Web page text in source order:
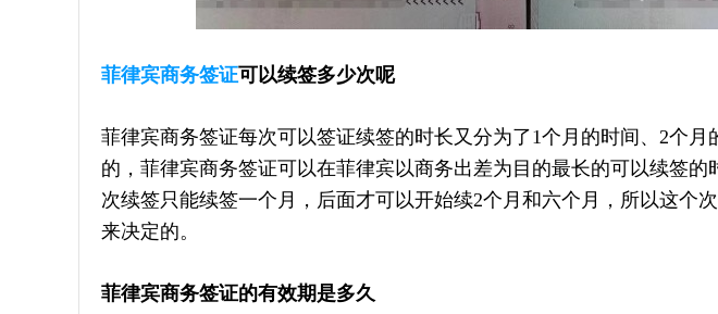
菲律宾商务签证可以续签多少次呢
菲律宾商务签证每次可以签证续签的时长又分为了1个月的时间、2个月
的，菲律宾商务签证可以在菲律宾以商务出差为目的最长的可以续签的
次续签只能续签一个月，后面才可以开始续2个月和六个月，所以这个
来决定的。
菲律宾商务签证的有效期是多久